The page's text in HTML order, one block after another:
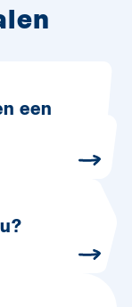
een